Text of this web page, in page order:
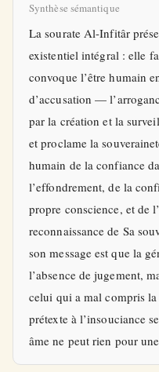
Synthèse sémantique
La sourate Al-Infitâr
existentiel intégral : elle
convoque l’être humain
d’accusation —
par la création et la
et proclame la
humain de la confiance
l’effondrement, de la
propre conscience, et de
reconnaissance de Sa
son message est que la
l’absence de jugement,
celui qui a mal compris
prétexte à l’insouciance
âme ne peut rien pour